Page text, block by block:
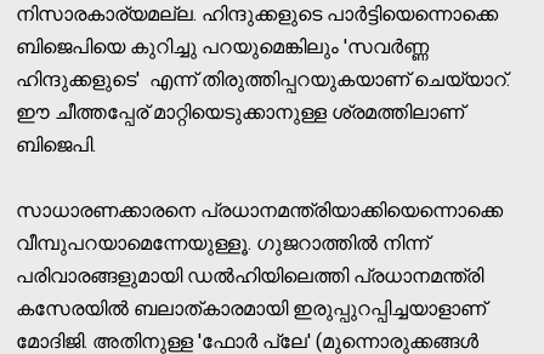
നിസാരകാര്യമല്ല. ഹിന്ദുക്കളുടെ പാര്‍ട്ടിയെന്നൊക്കെ
ബിജെപിയെ കുറിച്ചു പറയുമെങ്കിലും 'സവര്‍ണ്ണ
ഹിന്ദുക്കളുടെ' എന്ന് തിരുത്തിപ്പറയുകയാണ് ചെയ്യാറ്.
ഈ ചീത്തപ്പേര് മാറ്റിയെടുക്കാനുള്ള ശ്രമത്തിലാണ്
ബിജെപി.
സാധാരണക്കാരനെ പ്രധാനമന്ത്രിയാക്കിയെന്നൊക്കെ
വീമ്പുപറയാമെന്നേയുള്ളൂ. ഗുജറാത്തില്‍ നിന്ന്
പരിവാരങ്ങളുമായി ഡല്‍ഹിയിലെത്തി പ്രധാനമന്ത്രി
കസേരയില്‍ ബലാത്കാരമായി ഇരുപ്പുറപ്പിച്ചയാളാണ്
മോദിജി. അതിനുള്ള 'ഫോര്‍ പ്ലേ' (മുന്നൊരുക്കങ്ങള്‍